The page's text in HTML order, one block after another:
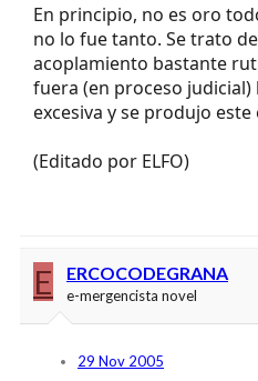
En principio, no es oro
no lo fue tanto. Se trato
acoplamiento bastante
fuera (en proceso
excesiva y se produjo este
(Editado por ELFO)
E ERCOCODEGRANA
e-mergencista novel
29 Nov 2005